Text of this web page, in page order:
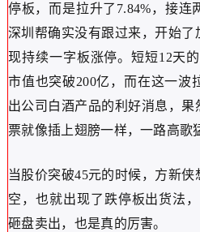
停板，而是拉升了7.84%，接连
深圳帮确实没有跟过来，开始
现持续一字板涨停。短短12天
市值也突破200亿，而在这一波
出公司白酒产品的利好消息，
票就像插上翅膀一样，一路高歌
当股价突破45元的时候，方新
空，也就出现了跌停板出货法
砸盘卖出，也是真的厉害。